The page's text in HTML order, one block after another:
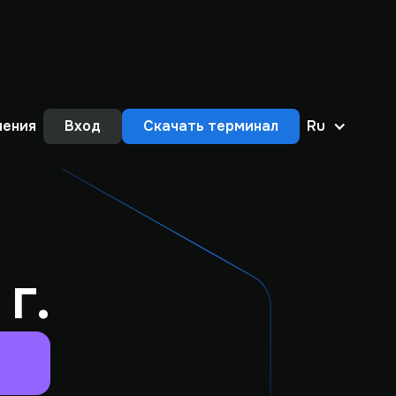
Вход Скачать терминал Ru